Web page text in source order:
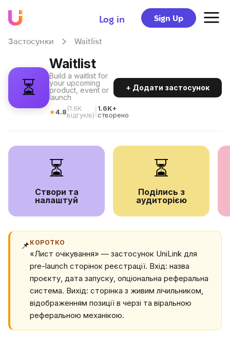
Log in Sign Up
Застосунки Waitlist
⏳
Waitlist
Build a waitlist for
your upcoming
product, event or
launch
★4.8(1.6K
відгуків)
1.6K+
створено
+ Додати застосунок
⏳
Створи та
налаштуй
⏳
Поділись з
аудиторією
📌 КОРОТКО
«Лист очікування» — застосунок UniLink для
pre-launch сторінок реєстрації. Вхід: назва
проєкту, дата запуску, опціональна реферальна
система. Вихід: сторінка з живим лічильником,
відображенням позиції в черзі та віральною
реферальною механікою.